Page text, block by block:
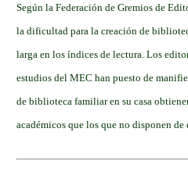
Según la Federación de Gremios de
la dificultad para la creación de
larga en los índices de lectura. Los
estudios del MEC han puesto de
de biblioteca familiar en su casa
académicos que los que no disponen de